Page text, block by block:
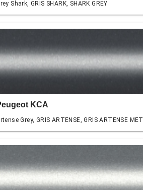
Shark, GRIS SHARK, SHARK GREY
KCA
Grey, GRIS ARTENSE, GRIS ARTENSE MET